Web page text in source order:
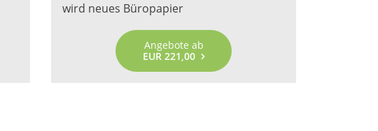
wird neues Büropapier
Angebote ab
EUR 221,00